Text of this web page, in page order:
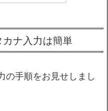
ナ入力は簡単
の手順をお見せしまし